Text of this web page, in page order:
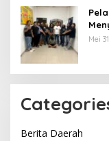
Mei
Berita Daerah